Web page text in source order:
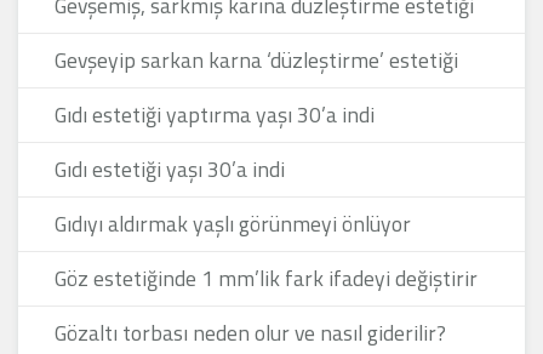
Gevşeyip sarkan karna ‘düzleştirme’ estetiği
Gıdı estetiği yaptırma yaşı 30’a indi
Gıdı estetiği yaşı 30’a indi
Gıdıyı aldırmak yaşlı görünmeyi önlüyor
Göz estetiğinde 1 mm’lik fark ifadeyi değiştirir
Gözaltı torbası neden olur ve nasıl giderilir?